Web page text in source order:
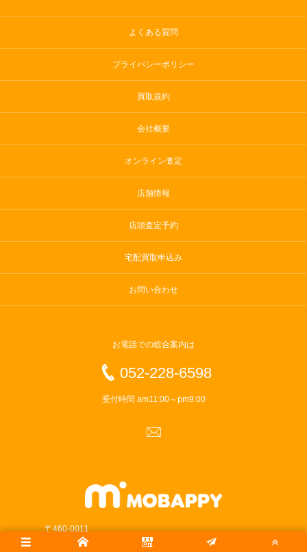
よくある質問
プライバシーポリシー
買取規約
会社概要
オンライン査定
店舗情報
店頭査定予約
宅配買取申込み
お問い合わせ
お電話での総合案内は
052-228-6598
受付時間 am11:00～pm9:00
〒460-0011
愛知県名古屋市中区大須3-40-28 セントラルラフォーレ101